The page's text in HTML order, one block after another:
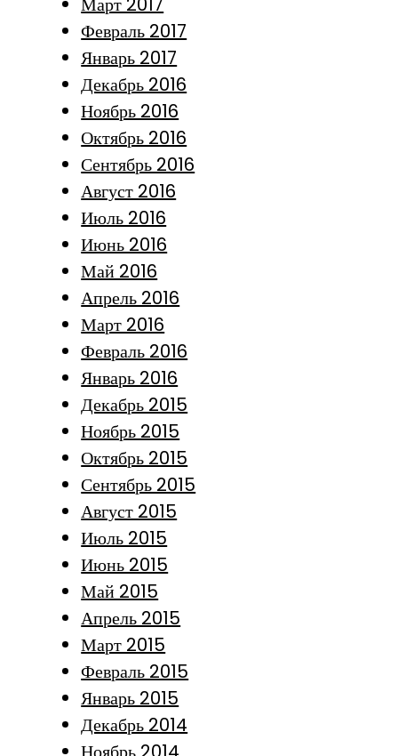
Февраль 2017
Январь 2017
Декабрь 2016
Ноябрь 2016
Октябрь 2016
Сентябрь 2016
Август 2016
Июль 2016
Июнь 2016
Май 2016
Апрель 2016
Март 2016
Февраль 2016
Январь 2016
Декабрь 2015
Ноябрь 2015
Октябрь 2015
Сентябрь 2015
Август 2015
Июль 2015
Июнь 2015
Май 2015
Апрель 2015
Март 2015
Февраль 2015
Январь 2015
Декабрь 2014